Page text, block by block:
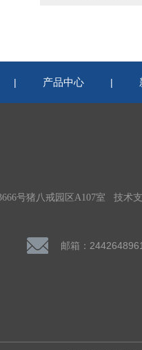
| 产品中心 |
号猪八戒园区A107室 技术
邮箱：